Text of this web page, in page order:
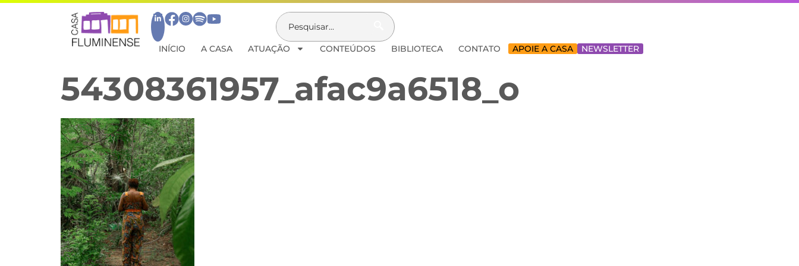
INÍCIO A CASA ATUAÇÃO CONTEÚDOS BIBLIOTECA CONTATO APOIE A CASA NEWSLETTER
54308361957_afac9a6518_o